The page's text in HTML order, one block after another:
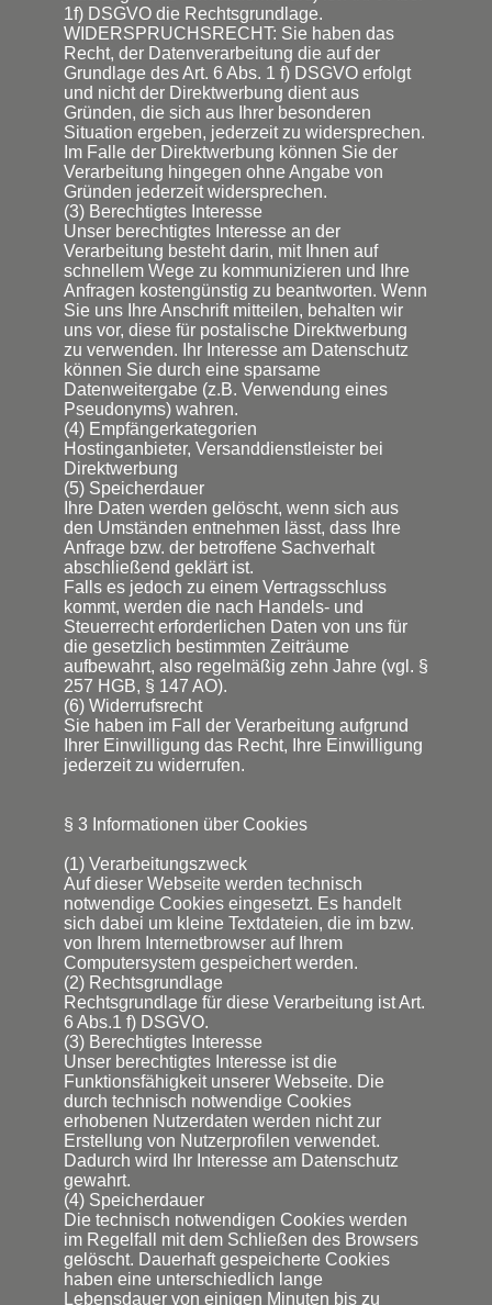
1f) DSGVO die Rechtsgrundlage.
WIDERSPRUCHSRECHT: Sie haben das
Recht, der Datenverarbeitung die auf der
Grundlage des Art. 6 Abs. 1 f) DSGVO erfolgt
und nicht der Direktwerbung dient aus
Gründen, die sich aus Ihrer besonderen
Situation ergeben, jederzeit zu widersprechen.
Im Falle der Direktwerbung können Sie der
Verarbeitung hingegen ohne Angabe von
Gründen jederzeit widersprechen.
(3) Berechtigtes Interesse
Unser berechtigtes Interesse an der
Verarbeitung besteht darin, mit Ihnen auf
schnellem Wege zu kommunizieren und Ihre
Anfragen kostengünstig zu beantworten. Wenn
Sie uns Ihre Anschrift mitteilen, behalten wir
uns vor, diese für postalische Direktwerbung
zu verwenden. Ihr Interesse am Datenschutz
können Sie durch eine sparsame
Datenweitergabe (z.B. Verwendung eines
Pseudonyms) wahren.
(4) Empfängerkategorien
Hostinganbieter, Versanddienstleister bei
Direktwerbung
(5) Speicherdauer
Ihre Daten werden gelöscht, wenn sich aus
den Umständen entnehmen lässt, dass Ihre
Anfrage bzw. der betroffene Sachverhalt
abschließend geklärt ist.
Falls es jedoch zu einem Vertragsschluss
kommt, werden die nach Handels- und
Steuerrecht erforderlichen Daten von uns für
die gesetzlich bestimmten Zeiträume
aufbewahrt, also regelmäßig zehn Jahre (vgl. §
257 HGB, § 147 AO).
(6) Widerrufsrecht
Sie haben im Fall der Verarbeitung aufgrund
Ihrer Einwilligung das Recht, Ihre Einwilligung
jederzeit zu widerrufen.
§ 3 Informationen über Cookies
(1) Verarbeitungszweck
Auf dieser Webseite werden technisch
notwendige Cookies eingesetzt. Es handelt
sich dabei um kleine Textdateien, die im bzw.
von Ihrem Internetbrowser auf Ihrem
Computersystem gespeichert werden.
(2) Rechtsgrundlage
Rechtsgrundlage für diese Verarbeitung ist Art.
6 Abs.1 f) DSGVO.
(3) Berechtigtes Interesse
Unser berechtigtes Interesse ist die
Funktionsfähigkeit unserer Webseite. Die
durch technisch notwendige Cookies
erhobenen Nutzerdaten werden nicht zur
Erstellung von Nutzerprofilen verwendet.
Dadurch wird Ihr Interesse am Datenschutz
gewahrt.
(4) Speicherdauer
Die technisch notwendigen Cookies werden
im Regelfall mit dem Schließen des Browsers
gelöscht. Dauerhaft gespeicherte Cookies
haben eine unterschiedlich lange
Lebensdauer von einigen Minuten bis zu